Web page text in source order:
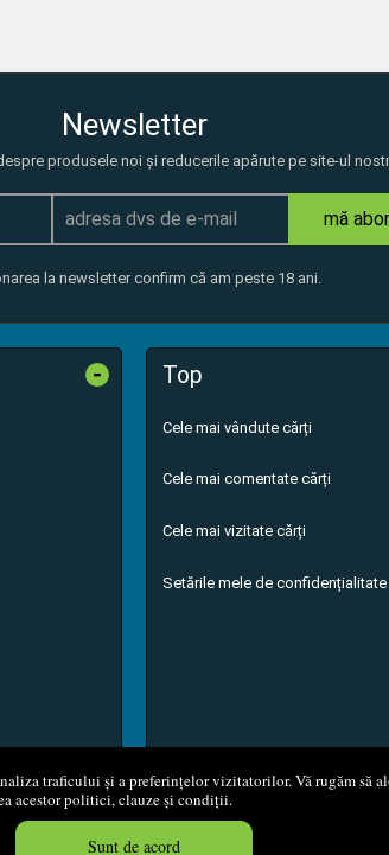
traficului și a preferințelor vizitatorilor. Vă rugăm să
acestor politici, clauze și condiții.
Sunt de acord
Newsletter
produsele noi și reducerile apărute pe site-ul
mă
la newsletter confirm că am peste 18 ani.
- Top
Cele mai vândute cărți
Cele mai comentate cărți
Cele mai vizitate cărți
Setările mele de confidențialitate
Net Distribution S.R.L. Magazin online